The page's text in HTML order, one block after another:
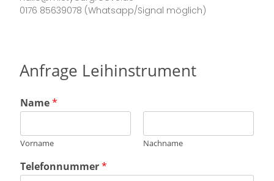
0176 85639078 (Whatsapp/Signal möglich)
Anfrage Leihinstrument
Name*
Vorname Nachname
Telefonnummer*